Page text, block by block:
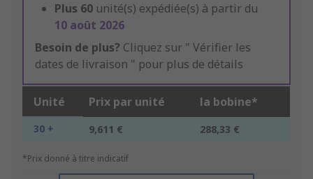
Plus 60 unité(s) expédiée(s) à partir du
10 août 2026
Besoin de plus? Cliquez sur " Vérifier les
dates de livraison " pour plus de détails
Unité Prix par unité la bobine*
30 + 9,611 € 288,33 €
*Prix donné à titre indicatif